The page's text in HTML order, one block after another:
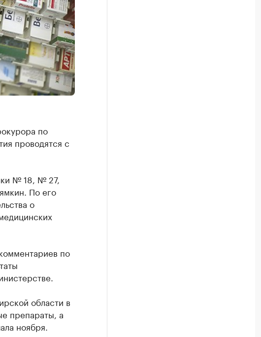
по
проводятся с
№ 18, № 27,
По его
о
по
области в
препараты, а
ноября.